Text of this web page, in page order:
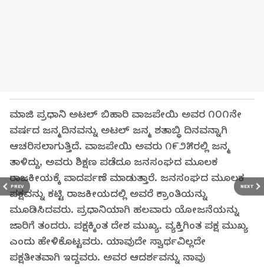
PREV NEXT
ಮಾಜಿ ಪ್ರಧಾನಿ ಅಟಲ್ ಬಿಹಾರಿ ವಾಜಪೇಯಿ ಅವರ ೧೦೧ನೇ
ವರ್ಷದ ಜನ್ಮದಿನವನ್ನು ಅಟಲ್ ಜನ್ಮ ಶತಾಬ್ಧಿ ದಿನವನ್ನಾಗಿ
ಆಚರಿಸಲಾಗುತ್ತಿದೆ. ವಾಜಪೇಯಿ ಅವರು ೧೯೨೫ರಲ್ಲಿ ಜನ್ಮ
ತಾಳಿದ್ದು, ಅವರು ಶಿಕ್ಷಣ ಪಡೆದೂ ಜನಸಂಘದ ಮೂಲಕ
ರಾಜಕೀಯಕ್ಕೆ ಪಾದರ್ಪಣೆ ಮಾಡುತ್ತಾರೆ. ಜನಸಂಘದ ಮೂಲಕ
ಪಕ್ಷವನ್ನು ಕಟ್ಟಿ ರಾಜಕೀಯದಲ್ಲಿ ಅವರೆ ಕ್ರಾಂತಿಯನ್ನು
ಮೂಡಿಸಿದವರು. ಪ್ರಧಾನಿಯಾಗಿ ಹಲವಾರು ಯೋಜನೆಯನ್ನು
ಜಾರಿಗೆ ತಂದರು. ಪಕ್ಷಕ್ಕಿಂತ ದೇಶ ಮುಖ್ಯ. ವ್ಯಕ್ತಿಗಿಂತ ಪಕ್ಷ ಮುಖ್ಯ
ಎಂದು ಹೇಳಿಕೊಟ್ಟವರು. ಯಾವುದೇ ಸ್ವಾರ್ಥವಿಲ್ಲದೇ
ಪಕ್ಷತೀತವಾಗಿ ಇದ್ದವರು. ಅವರ ಆದರ್ಶವನ್ನು ನಾವು